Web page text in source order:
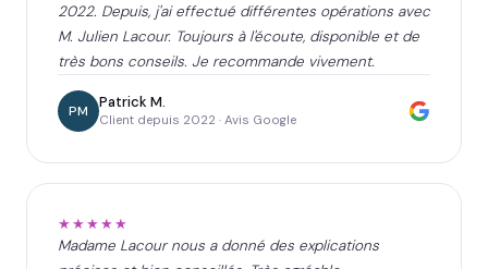
2022. Depuis, j'ai effectué différentes opérations avec
M. Julien Lacour. Toujours à l'écoute, disponible et de
très bons conseils. Je recommande vivement.
PM Patrick M.
Client depuis 2022 · Avis Google
★★★★★
Madame Lacour nous a donné des explications